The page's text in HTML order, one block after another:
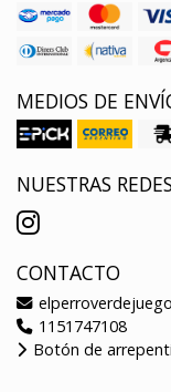
MEDIOS DE
NUESTRAS
CONTACTO
1151747108
Botón de